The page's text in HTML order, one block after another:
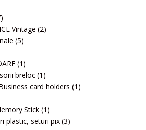
Vintage (2)
(5)
(1)
breloc (1)
card holders (1)
Stick (1)
plastic, seturi pix (3)